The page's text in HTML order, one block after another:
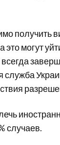
получить
это могут
служба
случаев.